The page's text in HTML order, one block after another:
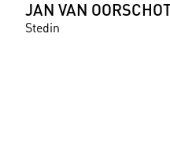
JAN VAN
Stedin